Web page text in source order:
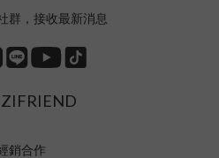
群，接收最新消息
銷合作